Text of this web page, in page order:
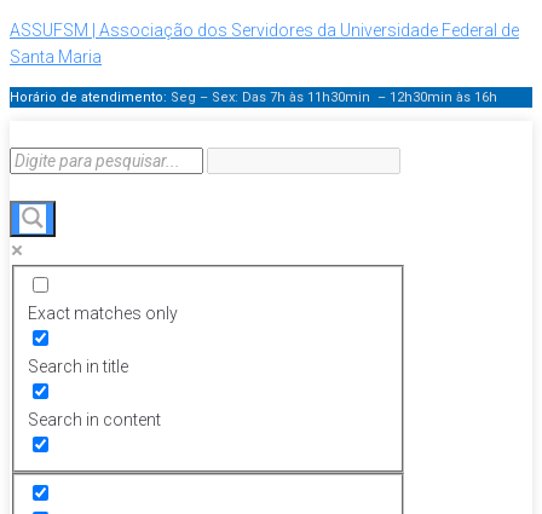
ASSUFSM | Associação dos Servidores da Universidade Federal de
Santa Maria
Horário de atendimento: Seg – Sex: Das 7h às 11h30min – 12h30min às 16h
Exact matches only
Search in title
Search in content